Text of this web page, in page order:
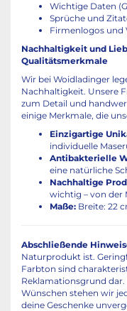
Wichtige Daten
Sprüche und
Firmenlogos und
Nachhaltigkeit und
Qualitätsmerkmale
Wir bei Woidladinger
Nachhaltigkeit. Unsere
zum Detail und
einige Merkmale, die
Einzigartige
individuelle
Antibakterielle
eine natürliche
Nachhaltige
wichtig – von der
Maße: Breite: 22
Abschließende
Naturprodukt ist.
Farbton sind
Reklamationsgrund
Wünschen stehen wir
deine Geschenke